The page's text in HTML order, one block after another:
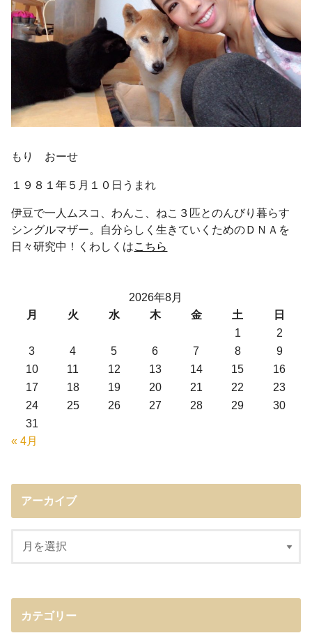
もり おーせ
１９８１年５月１０日うまれ
伊豆で一人ムスコ、わんこ、ねこ３匹とのんびり暮らす
シングルマザー。自分らしく生きていくためのＤＮＡを
日々研究中！くわしくはこちら
2026年8月
月
火 水 木 金 土
日
1
2
3
4 5 6 7 8
9
10
11 12 13 14 15
16
17
18 19 20 21 22
23
24
25 26 27 28 29
30
31
« 4月
アーカイブ
カテゴリー